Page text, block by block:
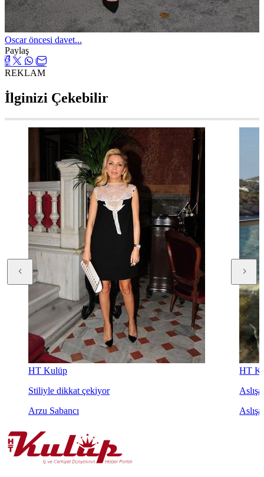
Oscar öncesi davet...
Paylaş
REKLAM
İlginizi Çekebilir
HT Kulüp
Stiliyle dikkat çekiyor
Arzu Sabancı
HT